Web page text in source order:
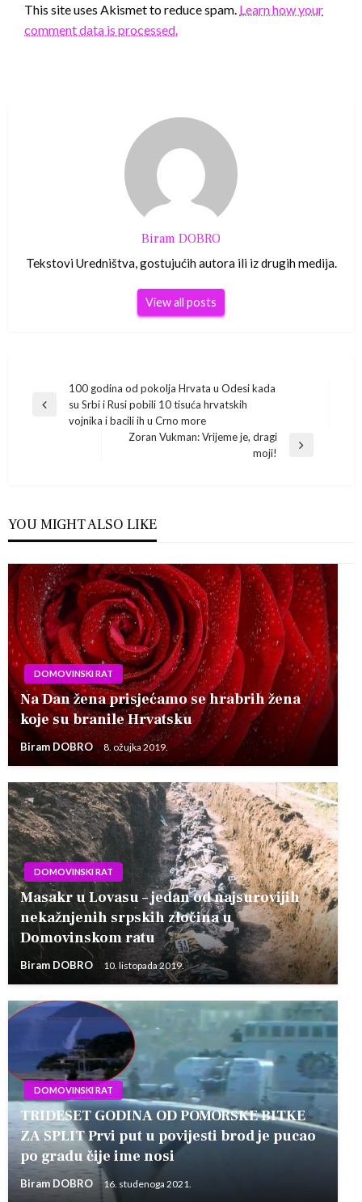
This site uses Akismet to reduce spam. Learn how your
comment data is processed.
Biram DOBRO
Tekstovi Uredništva, gostujućih autora ili iz drugih medija.
View all posts
Navigacija
objava
Previous
100 godina od pokolja Hrvata u Odesi kada
su Srbi i Rusi pobili 10 tisuća hrvatskih
vojnika i bacili ih u Crno more
Zoran Vukman: Vrijeme je, dragi
moji!
YOU MIGHT ALSO LIKE
DOMOVINSKI RAT
Na Dan žena prisjećamo se hrabrih žena
koje su branile Hrvatsku
Biram DOBRO 8. ožujka 2019.
DOMOVINSKI RAT
Masakr u Lovasu – jedan od najsurovijih
nekažnjenih srpskih zločina u
Domovinskom ratu
Biram DOBRO 10. listopada 2019.
DOMOVINSKI RAT
TRIDESET GODINA OD POMORSKE BITKE
ZA SPLIT Prvi put u povijesti brod je pucao
po gradu čije ime nosi
Biram DOBRO 16. studenoga 2021.